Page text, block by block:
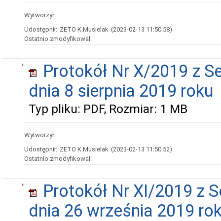
Wytworzył:
Udostępnił: ZETO K.Musielak (2023-02-13 11:50:58)
Ostatnio zmodyfikował:
Protokół Nr X/2019 z
dnia 8 sierpnia 2019 roku
Typ pliku: PDF, Rozmiar: 1 MB
Wytworzył:
Udostępnił: ZETO K.Musielak (2023-02-13 11:50:52)
Ostatnio zmodyfikował:
Protokół Nr XI/2019 z
dnia 26 września 2019